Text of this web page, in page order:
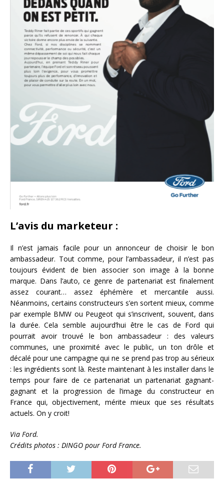
L’avis du marketeur :
Il n’est jamais facile pour un annonceur de choisir le bon
ambassadeur. Tout comme, pour l’ambassadeur, il n’est pas
toujours évident de bien associer son image à la bonne
marque. Dans l’auto, ce genre de partenariat est finalement
assez courant… assez éphémère et mercantile aussi.
Néanmoins, certains constructeurs s’en sortent mieux, comme
par exemple BMW ou Peugeot qui s’inscrivent, souvent, dans
la durée. Cela semble aujourd’hui être le cas de Ford qui
pourrait avoir trouvé le bon ambassadeur : des valeurs
communes, une proximité avec le public, un ton drôle et
décalé pour une campagne qui ne se prend pas trop au sérieux
: les ingrédients sont là. Reste maintenant à les installer dans le
temps pour faire de ce partenariat un partenariat gagnant-
gagnant et la progression de l’image du constructeur en
France qui, objectivement, mérite mieux que ses résultats
actuels. On y croit!
Via Ford.
Crédits photos : DINGO pour Ford France.